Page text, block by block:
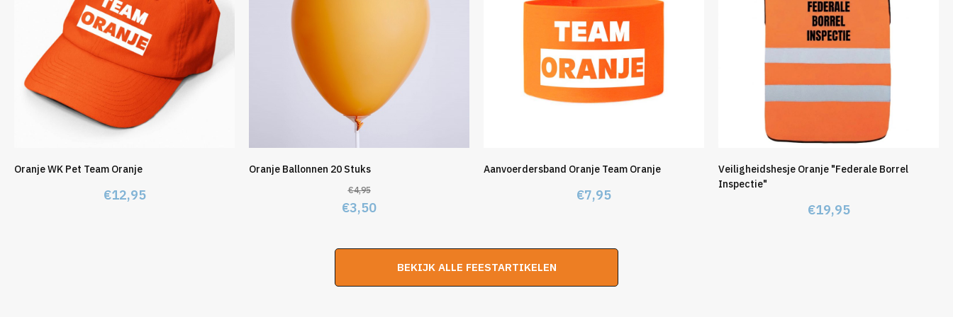
Oranje WK Pet Team Oranje
€12,95
Oranje Ballonnen 20 Stuks
€4,95
Oorspronkelijke
was:
€3,50Huidige
is:
€3,50.
Aanvoerdersband Oranje Team Oranje
€7,95
Veiligheidshesje Oranje "Federale Borrel
Inspectie"
€19,95
BEKIJK ALLE FEESTARTIKELEN